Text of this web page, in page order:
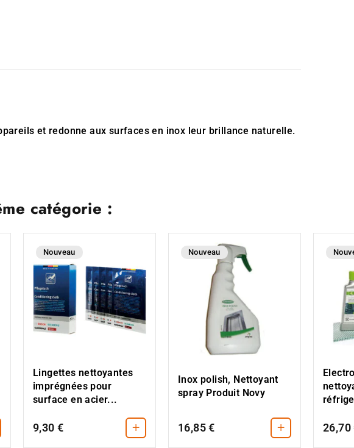
et redonne aux surfaces en inox leur brillance naturelle.
catégorie :
Nouveau
Lingettes nettoyantes
imprégnées pour
surface en acier...
9,30 € +
Nouveau
Inox polish, Nettoyant
spray Produit Novy
16,85 € + 26,70